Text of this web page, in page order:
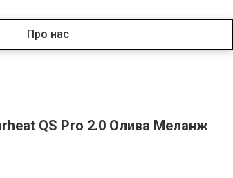
Про нас
QS Pro 2.0 Олива Меланж